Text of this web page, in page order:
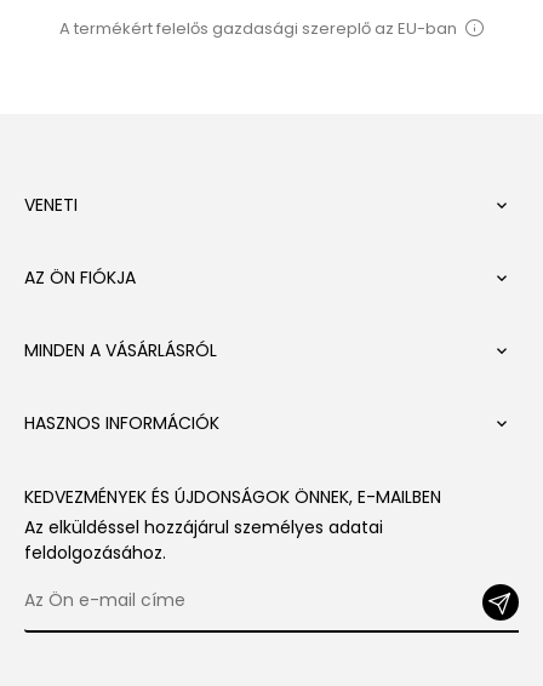
A termékért felelős gazdasági szereplő az EU-ban
VENETI 
AZ ÖN FIÓKJA 
MINDEN A VÁSÁRLÁSRÓL 
HASZNOS INFORMÁCIÓK 
KEDVEZMÉNYEK ÉS ÚJDONSÁGOK ÖNNEK, E-MAILBEN
Az elküldéssel hozzájárul személyes adatai
feldolgozásához.